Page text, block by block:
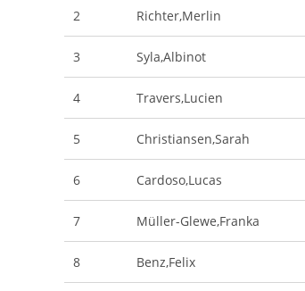
2 Richter,Merlin
3 Syla,Albinot
4 Travers,Lucien
5 Christiansen,Sarah
6 Cardoso,Lucas
7 Müller-Glewe,Franka
8 Benz,Felix